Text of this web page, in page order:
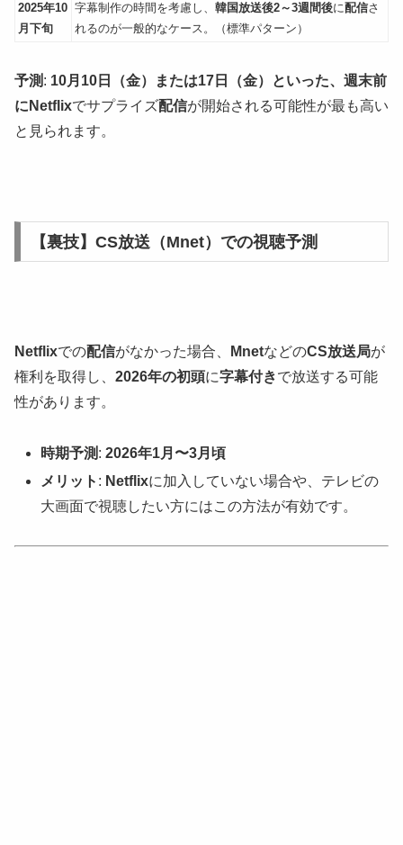
2025年10
月下旬
字幕制作の時間を考慮し、 韓国放送後2～3週間後に配信さ
れるのが一般的なケース。（標準パターン）
予測 : 10月10日（金）または17日（金）といった、週末前
にNetflixでサプライズ配信が開始される可能性が最も高い
と見られます。
【裏技】CS放送（Mnet）での視聴予測
Netflixでの配信がなかった場合、 MnetなどのCS放送局が
権利を取得し、 2026年の初頭に字幕付きで放送する可能
性があります。
時期予測 :2026年1月〜3月頃
メリット : Netflixに加入していない場合や、テレビの
大画面で視聴したい方にはこの方法が有効です。